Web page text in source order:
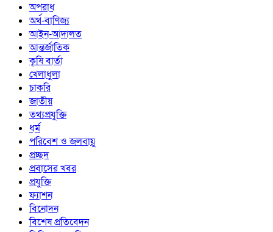
অপরাধ
অর্থ-বাণিজ্য
আইন-আদালত
আন্তর্জাতিক
কৃষি বার্তা
খেলাধুলা
চাকরি
জাতীয়
তথ্যপ্রযুক্তি
ধর্ম
পরিবেশ ও জলবায়ু
প্রচ্ছদ
প্রবাসের খবর
প্রযুক্তি
ফ্যাশন
বিনোদন
বিশেষ প্রতিবেদন